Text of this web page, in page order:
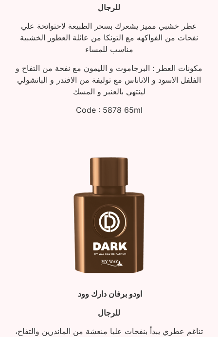
للرجال
عطر خشبي مميز يشعرك بسحر الطبيعة لاحتوائحة علي
نفحات من الفواكهه مع التونكا من عائلة العطور الخشبية
مناسب للمساء
مكونات العطر : البرجاموت و الليمون مع نفحة من التفاح و
الفلفل الاسود و الاناناس مع توليفة من الافندر و الباتشولي
لينتهي بالعنبر و المسك
Code : 5878 65ml
اودو برفان دارك وود
للرجال
تناغم عطري يبدأ بنفحات عليا منعشة من الماندرين والتفاح،